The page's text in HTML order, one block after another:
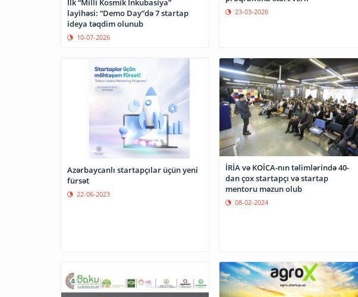
İlk “Milli Kosmik İnkubasiya”
layihəsi: “Demo Day”də 7 startap
ideya təqdim olunub
10-07-2026
23-03-2026
Azərbaycanlı startapçılar üçün yeni
fürsət
22-06-2023
İRİA və KOİCA-nın təlimlərində 40-
dan çox startapçı və startap
mentoru məzun olub
08-02-2024